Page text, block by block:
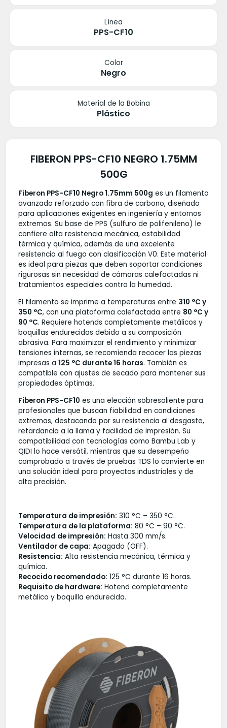
Línea
PPS-CF10
Color
Negro
Material de la Bobina
Plástico
FIBERON PPS-CF10 NEGRO 1.75MM
500G
Fiberon PPS-CF10 Negro 1.75mm 500g es un filamento
avanzado reforzado con fibra de carbono, diseñado
para aplicaciones exigentes en ingeniería y entornos
extremos. Su base de PPS (sulfuro de polifenileno) le
confiere alta resistencia mecánica, estabilidad
térmica y química, además de una excelente
resistencia al fuego con clasificación V0. Este material
es ideal para piezas que deben soportar condiciones
rigurosas sin necesidad de cámaras calefactadas ni
tratamientos especiales contra la humedad.
El filamento se imprime a temperaturas entre 310 °C y
350 °C, con una plataforma calefactada entre 80 °C y
90 °C. Requiere hotends completamente metálicos y
boquillas endurecidas debido a su composición
abrasiva. Para maximizar el rendimiento y minimizar
tensiones internas, se recomienda recocer las piezas
impresas a 125 °C durante 16 horas. También es
compatible con ajustes de secado para mantener sus
propiedades óptimas.
Fiberon PPS-CF10 es una elección sobresaliente para
profesionales que buscan fiabilidad en condiciones
extremas, destacando por su resistencia al desgaste,
retardancia a la llama y facilidad de impresión. Su
compatibilidad con tecnologías como Bambu Lab y
QIDI lo hace versátil, mientras que su desempeño
comprobado a través de pruebas TDS lo convierte en
una solución ideal para proyectos industriales y de
alta precisión.
Temperatura de impresión: 310 °C – 350 °C.
Temperatura de la plataforma: 80 °C – 90 °C.
Velocidad de impresión: Hasta 300 mm/s.
Ventilador de capa: Apagado (OFF).
Resistencia: Alta resistencia mecánica, térmica y
química.
Recocido recomendado: 125 °C durante 16 horas.
Requisito de hardware: Hotend completamente
metálico y boquilla endurecida.